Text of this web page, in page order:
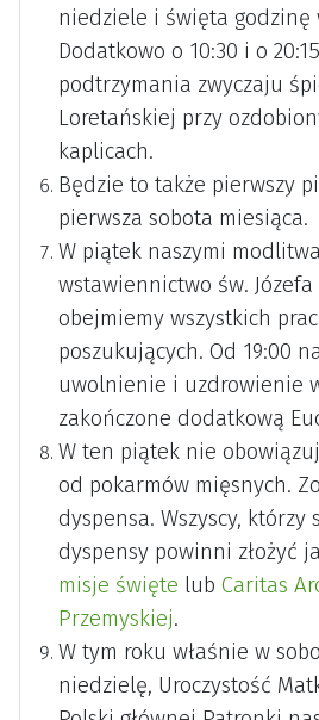
niedziele i święta godzinę
Dodatkowo o 10:30 i o
podtrzymania zwyczaju
Loretańskiej przy
kaplicach.
Będzie to także pierwszy
pierwsza sobota miesiąca.
W piątek naszymi
wstawiennictwo św.
obejmiemy wszystkich
poszukujących. Od 19:00
uwolnienie i uzdrowienie
zakończone dodatkową
W ten piątek nie
od pokarmów mięsnych.
dyspensa. Wszyscy, którzy
dyspensy powinni złożyć
misje święte lub Caritas
Przemyskiej.
W tym roku właśnie w
niedzielę, Uroczystość